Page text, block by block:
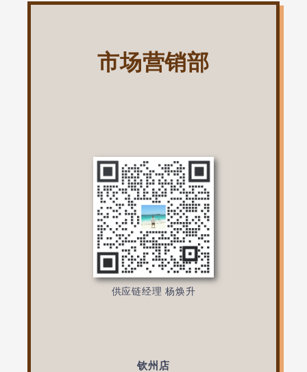
市场营销部
供应链经理 杨焕升
钦州店